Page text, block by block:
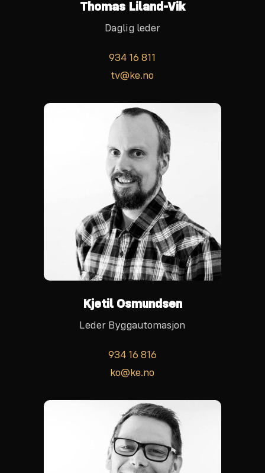
Thomas Liland-Vik
Daglig leder
934 16 811
tv@ke.no
Kjetil Osmundsen
Leder Byggautomasjon
934 16 816
ko@ke.no